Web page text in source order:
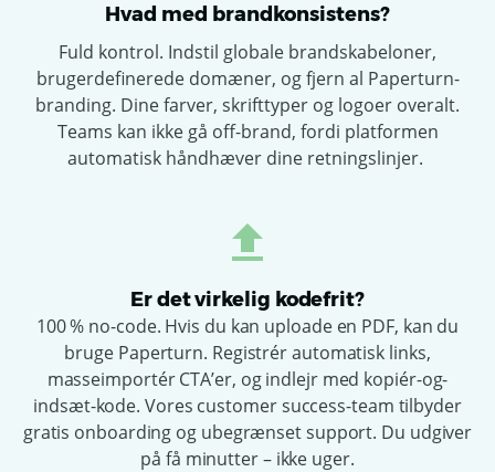
Hvad med brandkonsistens?
Fuld kontrol. Indstil globale brandskabeloner,
brugerdefinerede domæner, og fjern al Paperturn-
branding. Dine farver, skrifttyper og logoer overalt.
Teams kan ikke gå off-brand, fordi platformen
automatisk håndhæver dine retningslinjer.
Er det virkelig kodefrit?
100 % no-code. Hvis du kan uploade en PDF, kan du
bruge Paperturn. Registrér automatisk links,
masseimportér CTA’er, og indlejr med kopiér-og-
indsæt-kode. Vores customer success-team tilbyder
gratis onboarding og ubegrænset support. Du udgiver
på få minutter – ikke uger.